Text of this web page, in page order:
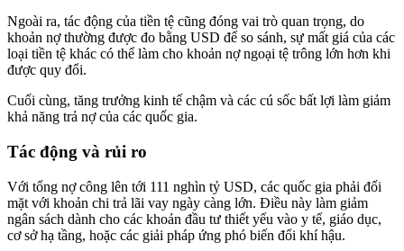
Ngoài ra, tác động của tiền tệ cũng đóng vai trò quan trọng, do
khoản nợ thường được đo bằng USD để so sánh, sự mất giá của các
loại tiền tệ khác có thể làm cho khoản nợ ngoại tệ trông lớn hơn khi
được quy đổi.
Cuối cùng, tăng trưởng kinh tế chậm và các cú sốc bất lợi làm giảm
khả năng trả nợ của các quốc gia.
Tác động và rủi ro
Với tổng nợ công lên tới 111 nghìn tỷ USD, các quốc gia phải đối
mặt với khoản chi trả lãi vay ngày càng lớn. Điều này làm giảm
ngân sách dành cho các khoản đầu tư thiết yếu vào y tế, giáo dục,
cơ sở hạ tầng, hoặc các giải pháp ứng phó biến đổi khí hậu.